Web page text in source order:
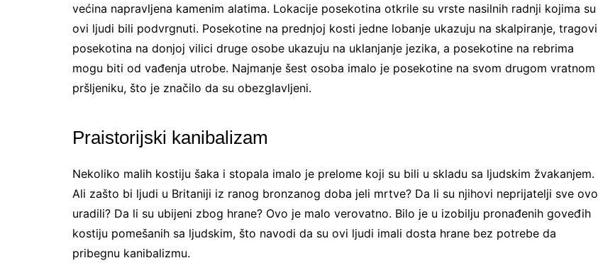
većina napravljena kamenim alatima. Lokacije posekotina otkrile su vrste nasilnih radnji kojima su
ovi ljudi bili podvrgnuti. Posekotine na prednjoj kosti jedne lobanje ukazuju na skalpiranje, tragovi
posekotina na donjoj vilici druge osobe ukazuju na uklanjanje jezika, a posekotine na rebrima
mogu biti od vađenja utrobe. Najmanje šest osoba imalo je posekotine na svom drugom vratnom
pršljeniku, što je značilo da su obezglavljeni.
Praistorijski kanibalizam
Nekoliko malih kostiju šaka i stopala imalo je prelome koji su bili u skladu sa ljudskim žvakanjem.
Ali zašto bi ljudi u Britaniji iz ranog bronzanog doba jeli mrtve? Da li su njihovi neprijatelji sve ovo
uradili? Da li su ubijeni zbog hrane? Ovo je malo verovatno. Bilo je u izobilju pronađenih goveđih
kostiju pomešanih sa ljudskim, što navodi da su ovi ljudi imali dosta hrane bez potrebe da
pribegnu kanibalizmu.